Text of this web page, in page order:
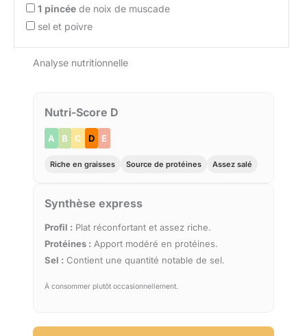
1 pincée de noix de muscade
sel et poivre
Analyse nutritionnelle
Nutri-Score D
A B C D E
Riche en graisses Source de protéines Assez salé
Synthèse express
Profil : Plat réconfortant et assez riche.
Protéines : Apport modéré en protéines.
Sel : Contient une quantité notable de sel.
À consommer plutôt occasionnellement.